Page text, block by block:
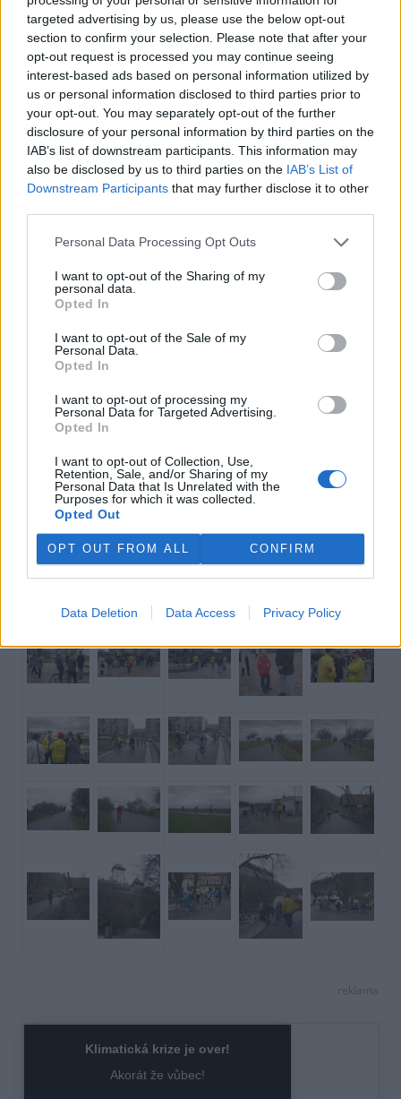
targeted advertising by us, please use the below opt-out
section to confirm your selection. Please note that after your
opt-out request is processed you may continue seeing
interest-based ads based on personal information utilized by
us or personal information disclosed to third parties prior to
your opt-out. You may separately opt-out of the further
disclosure of your personal information by third parties on the
IAB’s list of downstream participants. This information may
also be disclosed by us to third parties on the IAB’s List of
Downstream Participants that may further disclose it to other
Personal Data Processing Opt Outs
I want to opt-out of the Sharing of my
personal data.
Opted In
I want to opt-out of the Sale of my
Personal Data.
Opted In
I want to opt-out of processing my
Personal Data for Targeted Advertising.
Opted In
I want to opt-out of Collection, Use,
Retention, Sale, and/or Sharing of my
Personal Data that Is Unrelated with the
Purposes for which it was collected.
Opted Out
OPT OUT FROM ALL CONFIRM
Data Deletion Data Access Privacy Policy
bylo nutno odbočit vlevo do postraní uličky, abychom se
vzápětí opět vrátili na původní silnici.)
V Řeporyjích a Chýnici jsme museli provést změny podle
připomínek Dopravního InspektorátuPolicie ČR. Sami se
domníváme, že by bylo lepší vést cyklisty v těchto úsecích
po hlavní silnici.
EkoList: Na tiskové konferenci jste zmínil, že v horizontu
pěti až deseti let povede tato trasa po samostatné
komunikaci. To je velmi dlouhá doba, co brání jejímu
rychlejšímu zřízení?
Přestože cyklistice se věnuje více lidí než všem míčovým
prostředek několik procent populace, prakticky neexistují
dotační tituly. Fond dopravní infrastruktury vyčlenil pro
celou republiku 10 miliónů Kč na cyklostezky, za což se dá
hlavním městě Praze se za stejné peníze dá postavit
zhruba 50 metrů v každém katastrálním území. Takže
třeba Nusle nebo Vinohrady by se dočkali jednoho
kilometru za dvacet let.
EkoList: Byl jste zklamán počtem účastníků, kteří přijeli
Ne. Za deštivého chladného počasí dorazili i lidé s dětmi a
až na Karlštejn dojela osmiletá dívka. Tahle trasa bude
jednou z nejfrekventovanějších, koneckonců vede z
největšího města na nejnavštěvovanější hrad.
Fotogalerie - Otevření cyklotrasy Praha - Karlštejn 7. 4.
2001
reklama